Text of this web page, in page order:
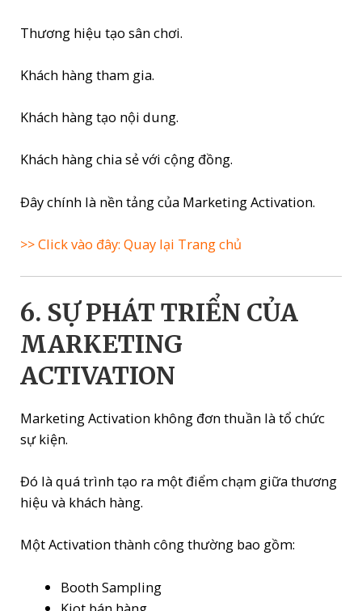
Thương hiệu tạo sân chơi.
Khách hàng tham gia.
Khách hàng tạo nội dung.
Khách hàng chia sẻ với cộng đồng.
Đây chính là nền tảng của Marketing Activation.
>> Click vào đây: Quay lại Trang chủ
6. SỰ PHÁT TRIỂN CỦA
MARKETING
ACTIVATION
Marketing Activation không đơn thuần là tổ chức
sự kiện.
Đó là quá trình tạo ra một điểm chạm giữa thương
hiệu và khách hàng.
Một Activation thành công thường bao gồm:
Booth Sampling